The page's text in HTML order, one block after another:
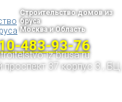
Строительство домов из
бруса
Москва и Область
483-93-76
iz-brusa.ru
37 корпус 3 , БЦ